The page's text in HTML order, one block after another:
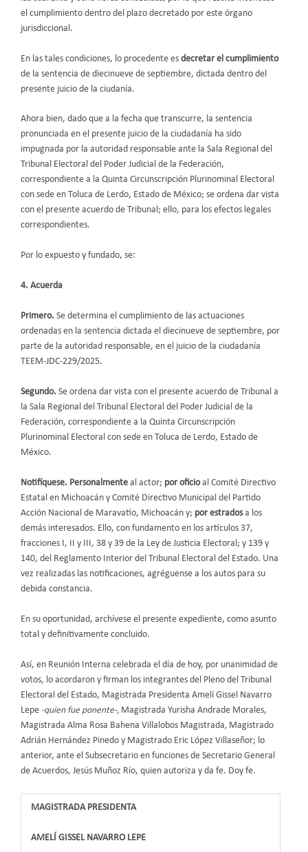
el cumplimiento dentro del plazo decretado por este órgano
jurisdiccional.
En las tales condiciones, lo procedente es decretar el cumplimiento
de la sentencia de diecinueve de septiembre, dictada dentro del
presente juicio de la ciudanía.
Ahora bien, dado que a la fecha que transcurre, la sentencia
pronunciada en el presente juicio de la ciudadanía ha sido
impugnada por la autoridad responsable ante la Sala Regional del
Tribunal Electoral del Poder Judicial de la Federación,
correspondiente a la Quinta Circunscripción Plurinominal Electoral
con sede en Toluca de Lerdo, Estado de México; se ordena dar vista
con el presente acuerdo de Tribunal; ello, para los efectos legales
correspondientes.
Por lo expuesto y fundado, se:
4. Acuerda
Primero. Se determina el cumplimiento de las actuaciones
ordenadas en la sentencia dictada el diecinueve de septiembre, por
parte de la autoridad responsable, en el juicio de la ciudadanía
TEEM-JDC-229/2025.
Segundo. Se ordena dar vista con el presente acuerdo de Tribunal a
la Sala Regional del Tribunal Electoral del Poder Judicial de la
Federación, correspondiente a la Quinta Circunscripción
Plurinominal Electoral con sede en Toluca de Lerdo, Estado de
México.
Notifíquese. Personalmente al actor; por oficioal Comité Directivo
Estatal en Michoacán y Comité Directivo Municipal del Partido
Acción Nacional de Maravatío, Michoacán y; por estradosa los
demás interesados. Ello, con fundamento en los artículos 37,
fracciones I, II y III, 38 y 39 de la Ley de Justicia Electoral; y 139 y
140, del Reglamento Interior del Tribunal Electoral del Estado. Una
vez realizadas las notificaciones, agréguense a los autos para su
debida constancia.
En su oportunidad, archívese el presente expediente, como asunto
total y definitivamente concluido.
Así, en Reunión Interna celebrada el día de hoy, por unanimidad de
votos, lo acordaron y firman los integrantes del Pleno del Tribunal
Electoral del Estado, Magistrada Presidenta Amelí Gissel Navarro
Lepe -quien fue ponente-, Magistrada Yurisha Andrade Morales,
Magistrada Alma Rosa Bahena Villalobos Magistrada, Magistrado
Adrián Hernández Pinedo y Magistrado Eric López Villaseñor; lo
anterior, ante el Subsecretario en funciones de Secretario General
de Acuerdos, Jesús Muñoz Río, quien autoriza y da fe. Doy fe.
MAGISTRADA PRESIDENTA
AMELÍ GISSEL NAVARRO LEPE